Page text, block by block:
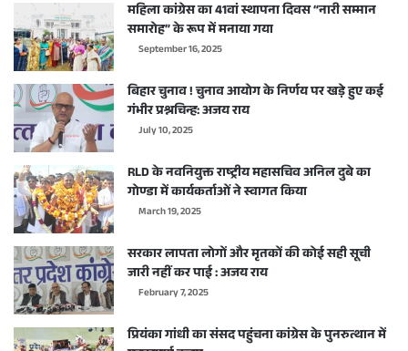
महिला कांग्रेस का 41वां स्थापना दिवस “नारी सम्मान
समारोह” के रूप में मनाया गया
September 16, 2025
बिहार चुनाव ! चुनाव आयोग के निर्णय पर खड़े हुए कई
गंभीर प्रश्नचिन्ह: अजय राय
July 10, 2025
RLD के नवनियुक्त राष्ट्रीय महासचिव अनिल दुबे का
गोण्डा में कार्यकर्ताओं ने स्वागत किया
March 19, 2025
सरकार लापता लोगों और मृतकों की कोई सही सूची
जारी नहीं कर पाई : अजय राय
February 7, 2025
प्रियंका गांधी का संसद पहुंचना कांग्रेस के पुनरुत्थान में